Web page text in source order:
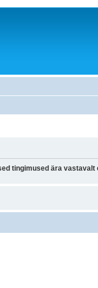
tingimused ära